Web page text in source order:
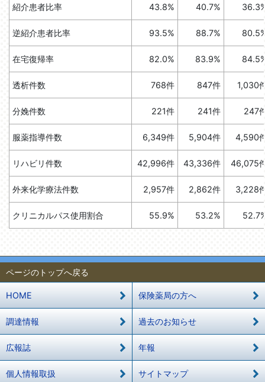
紹介患者比率 43.8% 40.7%
逆紹介患者比率 93.5% 88.7%
在宅復帰率 82.0% 83.9%
透析件数 768件 847件 1,030
分娩件数 221件 241件 247
服薬指導件数 6,349件 5,904件 4,590
リハビリ件数 42,996件 43,336件 46,075
外来化学療法件数 2,957件 2,862件 3,228
クリニカルパス使用割合 55.9% 53.2%
ページのトップへ戻る
HOME 保険薬局の方へ
調達情報 過去のお知らせ
広報誌 年報
個人情報取扱 サイトマップ